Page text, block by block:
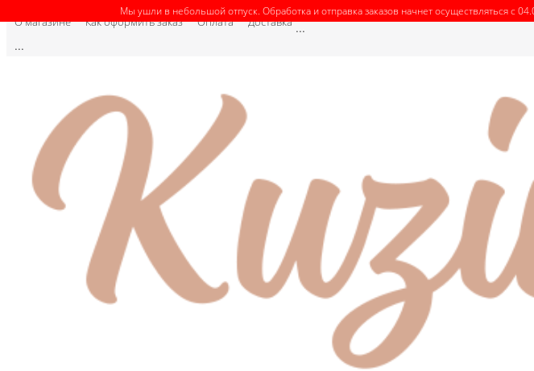
О магазине Как оформить заказ Оплата Доставка ...
...
Мы ушли в небольшой отпуск. Обработка и отправка заказов начнет осуществляться с